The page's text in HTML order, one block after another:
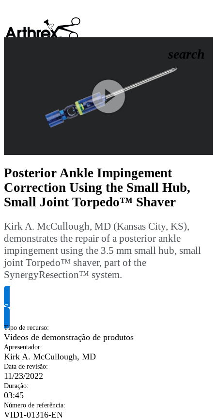
search
Play
Video
Posterior Ankle Impingement
Correction Using the Small Hub,
Small Joint Torpedo™ Shaver
Kirk A. McCullough, MD (Kansas City, KS),
demonstrates the repair of a posterior ankle
impingement using the 3.5 mm small hub, small
joint Torpedo™ shaver, part of the
SynergyResection™ system.
Solicite informação do produto
Tipo de recurso:
Vídeos de demonstração de produtos
Apresentador:
Kirk A. McCullough, MD
Data de revisão:
11/23/2022
Duração:
03:45
Número de referência:
VID1-01316-EN